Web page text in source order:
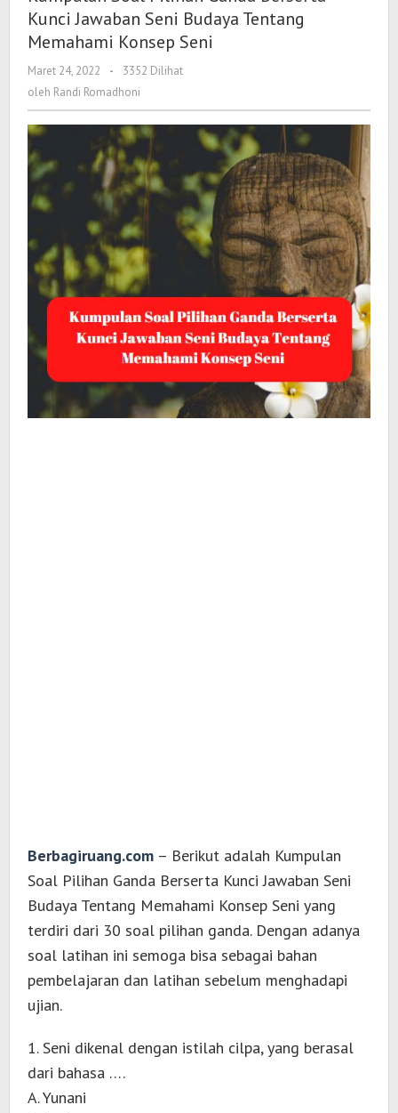
Berserta
Kunci
Tentang
Memahami
Konsep
Seni
Kunci Jawaban Seni Budaya Tentang
Memahami Konsep Seni
Maret 24, 2022
oleh
Randi
-
3352 Dilihat
oleh Randi Romadhoni
Berbagiruang.com – Berikut adalah Kumpulan
Soal Pilihan Ganda Berserta Kunci Jawaban Seni
Budaya Tentang Memahami Konsep Seni yang
terdiri dari 30 soal pilihan ganda. Dengan adanya
soal latihan ini semoga bisa sebagai bahan
pembelajaran dan latihan sebelum menghadapi
ujian.
1. Seni dikenal dengan istilah cilpa, yang berasal
dari bahasa ….
A. Yunani